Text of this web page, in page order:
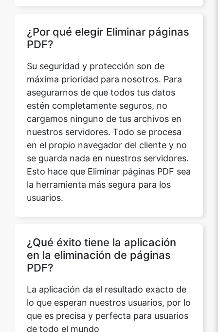
¿Por qué elegir Eliminar páginas
PDF?
máxima prioridad para nosotros. Para
asegurarnos de que todos tus datos
estén completamente seguros, no
cargamos ninguno de tus archivos en
nuestros servidores. Todo se procesa
en el propio navegador del cliente y no
se guarda nada en nuestros servidores.
Esto hace que Eliminar páginas PDF sea
la herramienta más segura para los
usuarios.
¿Qué éxito tiene la aplicación
en la eliminación de páginas
PDF?
lo que esperan nuestros usuarios, por lo
que es precisa y perfecta para usuarios
de todo el mundo